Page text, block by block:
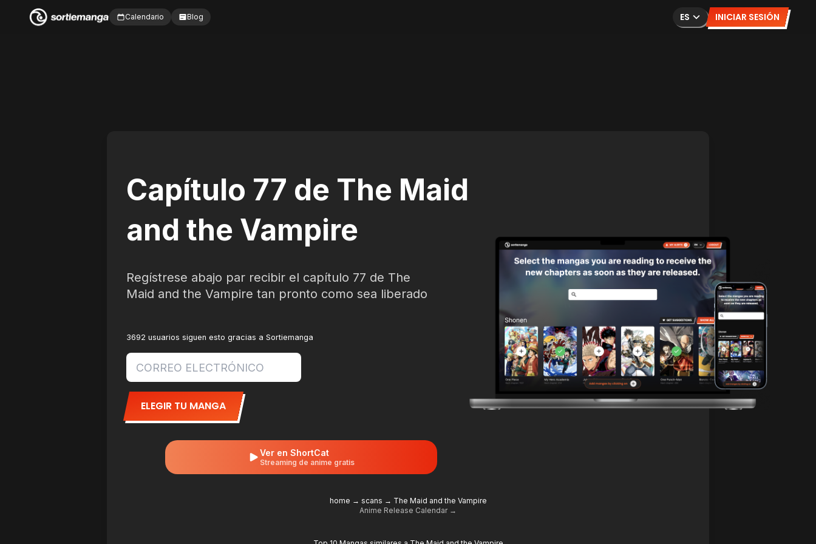
Calendario Blog ES INICIAR SESIÓN
Capítulo 77 de The Maid
and the Vampire
Regístrese abajo par recibir el capítulo 77 de The
Maid and the Vampire tan pronto como sea liberado
3692 usuarios siguen esto gracias a Sortiemanga
ELEGIR TU MANGA
Ver en ShortCat
Streaming de anime gratis
home → scans → The Maid and the Vampire
Anime Release Calendar →